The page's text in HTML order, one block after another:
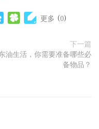
更多 (0)
下一篇
油生活，你需要准备哪些必
备物品？